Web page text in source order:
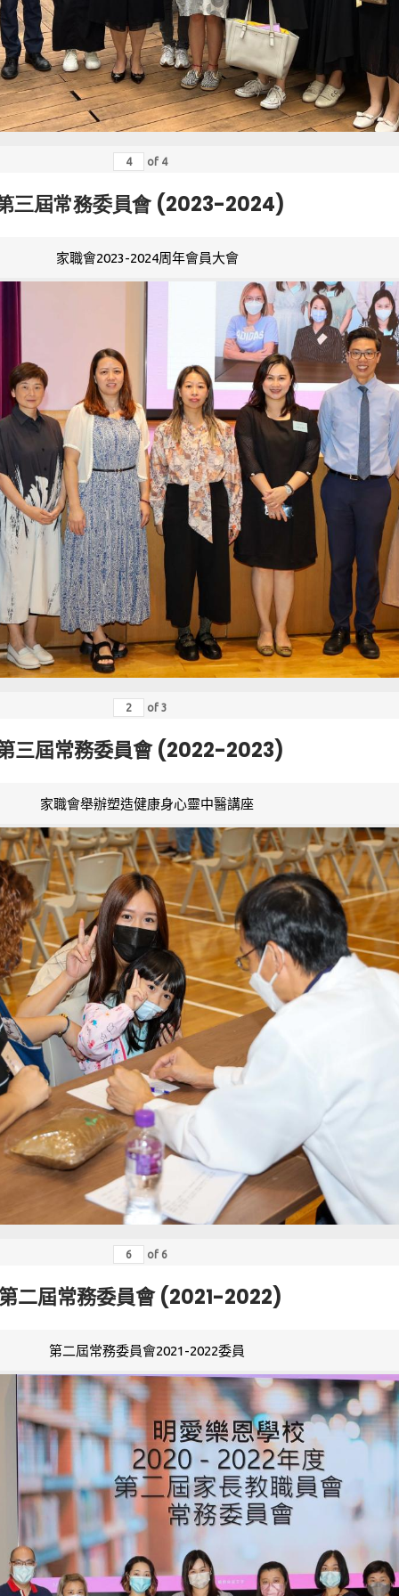
of 4
三屆常務委員會 (2023-2024)
家職會2023-2024周年會員大會
of 3
三屆常務委員會 (2022-2023)
家職會舉辦塑造健康身心靈中醫講座
of 6
二屆常務委員會 (2021-2022)
第二屆常務委員會2021-2022委員